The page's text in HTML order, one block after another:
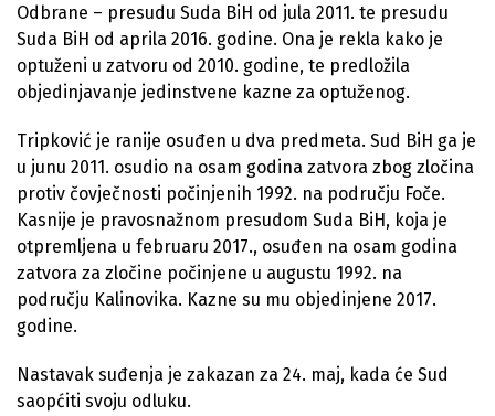
Odbrane – presudu Suda BiH od jula 2011. te presudu
Suda BiH od aprila 2016. godine. Ona je rekla kako je
optuženi u zatvoru od 2010. godine, te predložila
objedinjavanje jedinstvene kazne za optuženog.
Tripković je ranije osuđen u dva predmeta. Sud BiH ga je
u junu 2011. osudio na osam godina zatvora zbog zločina
protiv čovječnosti počinjenih 1992. na području Foče.
Kasnije je pravosnažnom presudom Suda BiH, koja je
otpremljena u februaru 2017., osuđen na osam godina
zatvora za zločine počinjene u augustu 1992. na
području Kalinovika. Kazne su mu objedinjene 2017.
godine.
Nastavak suđenja je zakazan za 24. maj, kada će Sud
saopćiti svoju odluku.